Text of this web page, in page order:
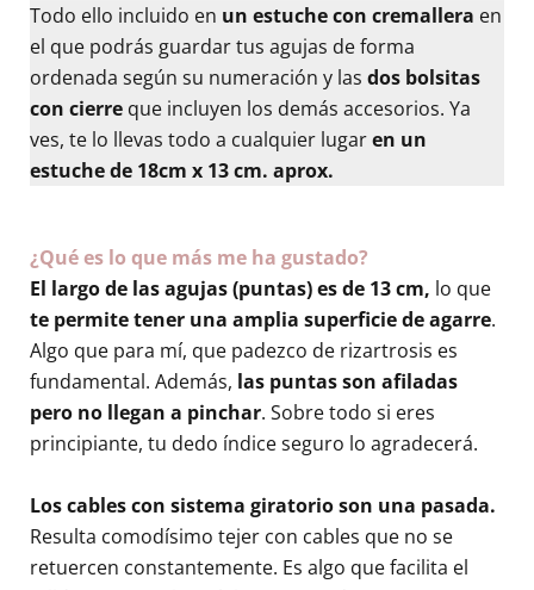
Todo ello incluido en un estuche con cremallera en
el que podrás guardar tus agujas de forma
ordenada según su numeración y las dos bolsitas
con cierreque incluyen los demás accesorios. Ya
ves, te lo llevas todo a cualquier lugaren un
estuche de 18cm x 13 cm. aprox.
¿Qué es lo que más me ha gustado?
El largo de las agujas (puntas) es de 13 cm, lo que
te permite tener una amplia superficie de agarre.
Algo que para mí, que padezco de rizartrosis es
fundamental. Además, las puntas son afiladas
pero no llegan a pinchar. Sobre todo si eres
principiante, tu dedo índice seguro lo agradecerá.
Los cables con sistema giratorio son una pasada.
Resulta comodísimo tejer con cables que no se
retuercen constantemente. Es algo que facilita el